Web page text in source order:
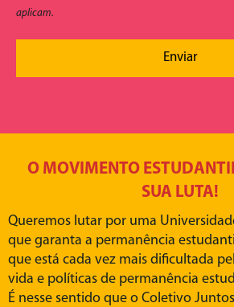
aplicam.
Enviar
O MOVIMENTO
SUA LUTA!
Queremos lutar por uma
que garanta a permanência
que está cada vez mais dificultada
vida e políticas de permanência
É nesse sentido que o Coletivo